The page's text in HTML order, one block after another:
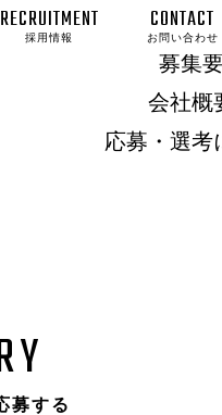
RECRUITMENT
採用情報
CONTACT
お問い合わせ
募集
会社概
応募・選考
募する